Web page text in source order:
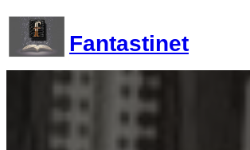
contenu
Fantastinet